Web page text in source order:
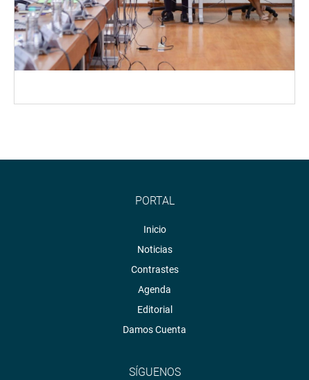
PORTAL
Inicio
Noticias
Contrastes
Agenda
Editorial
Damos Cuenta
SÍGUENOS